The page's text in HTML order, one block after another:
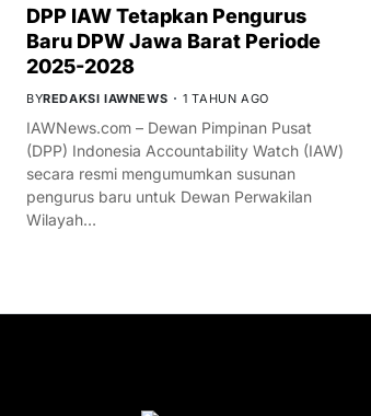
DPP IAW Tetapkan Pengurus
Baru DPW Jawa Barat Periode
2025-2028
BYREDAKSI IAWNEWS 1 TAHUN AGO
IAWNews.com – Dewan Pimpinan Pusat
(DPP) Indonesia Accountability Watch (IAW)
secara resmi mengumumkan susunan
pengurus baru untuk Dewan Perwakilan
Wilayah…